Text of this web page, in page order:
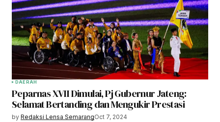
DAERAH
Peparnas XVII Dimulai, Pj Gubernur Jateng:
Selamat Bertanding dan Mengukir Prestasi
by Redaksi Lensa SemarangOct 7, 2024